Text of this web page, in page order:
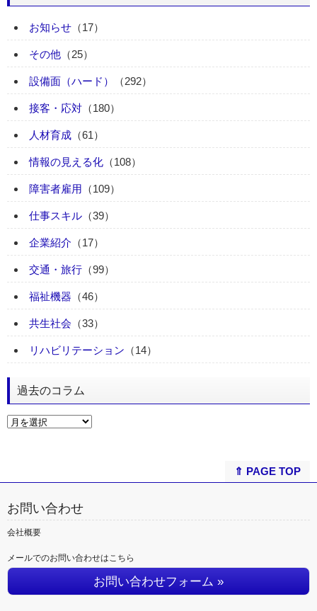
お知らせ （17）
その他 （25）
設備面（ハード） （292）
接客・応対 （180）
人材育成 （61）
情報の見える化 （108）
障害者雇用 （109）
仕事スキル （39）
企業紹介 （17）
交通・旅行 （99）
福祉機器 （46）
共生社会 （33）
リハビリテーション （14）
過去のコラム
⇑ PAGE TOP
お問い合わせ
会社概要
メールでのお問い合わせはこちら
お問い合わせフォーム »